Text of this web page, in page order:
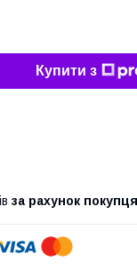
Купити з
за рахунок покупця